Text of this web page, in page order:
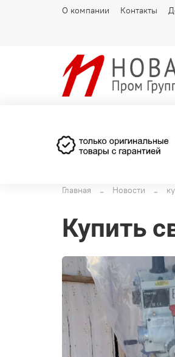
О компании Контакты
Главная Новости
купить